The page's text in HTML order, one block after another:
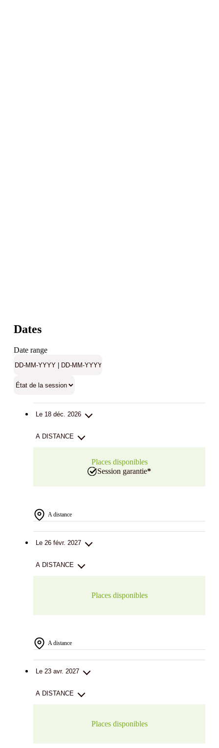
Dates
Date range
Le 18 déc. 2026
A DISTANCE
Places disponibles
Session garantie*
A distance
Le 26 févr. 2027
A DISTANCE
Places disponibles
A distance
Le 23 avr. 2027
A DISTANCE
Places disponibles